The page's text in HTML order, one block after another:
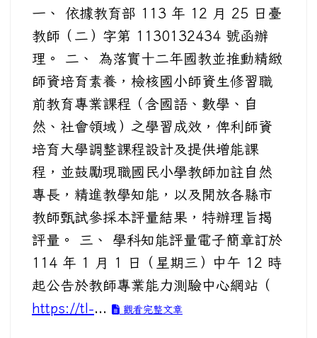
一、 依據教育部 113 年 12 月 25 日臺
教師（二）字第 1130132434 號函辦
理。 二、 為落實十二年國教並推動精緻
師資培育素養，檢核國小師資生修習職
前教育專業課程（含國語、數學、自
然、社會領域）之學習成效，俾利師資
培育大學調整課程設計及提供增能課
程，並鼓勵現職國民小學教師加註自然
專長，精進教學知能，以及開放各縣市
教師甄試參採本評量結果，特辦理旨揭
評量。 三、 學科知能評量電子簡章訂於
114 年 1 月 1 日（星期三）中午 12 時
起公告於教師專業能力測驗中心網站（
https://tl-... 觀看完整文章